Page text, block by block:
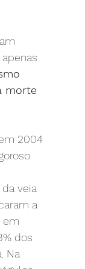
apenas
morte
2004
veia
a
em
dos
Na